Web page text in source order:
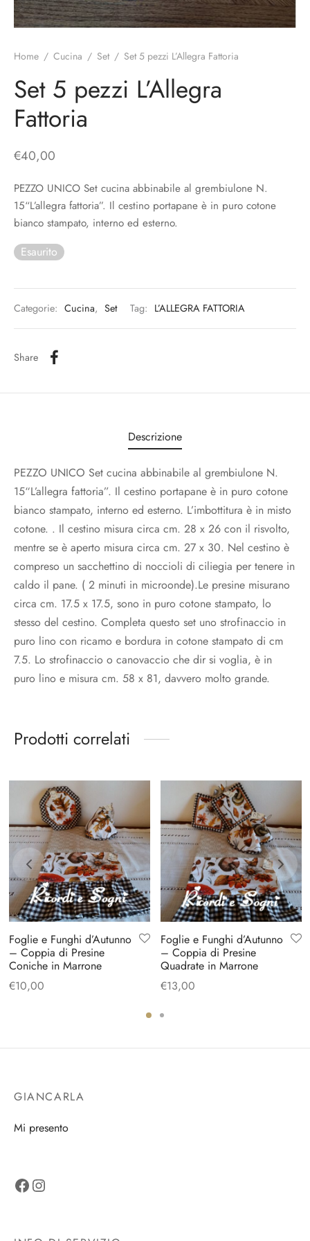
Home / Cucina / Set / Set 5 pezzi L’Allegra Fattoria
Set 5 pezzi L’Allegra
Fattoria
€40,00
PEZZO UNICO Set cucina abbinabile al grembiulone N.
15“L’allegra fattoria”. Il cestino portapane è in puro cotone
bianco stampato, interno ed esterno.
Esaurito
Categorie: Cucina, Set Tag: L’ALLEGRA FATTORIA
Share
Descrizione
PEZZO UNICO Set cucina abbinabile al grembiulone N.
15“L’allegra fattoria”. Il cestino portapane è in puro cotone
bianco stampato, interno ed esterno. L’imbottitura è in misto
cotone. . Il cestino misura circa cm. 28 x 26 con il risvolto,
mentre se è aperto misura circa cm. 27 x 30. Nel cestino è
compreso un sacchettino di noccioli di ciliegia per tenere in
caldo il pane. ( 2 minuti in microonde).Le presine misurano
circa cm. 17.5 x 17.5, sono in puro cotone stampato, lo
stesso del cestino. Completa questo set uno strofinaccio in
puro lino con ricamo e bordura in cotone stampato di cm
7.5. Lo strofinaccio o canovaccio che dir si voglia, è in
puro lino e misura cm. 58 x 81, davvero molto grande.
Prodotti correlati
Foglie e Funghi d’Autunno
– Coppia di Presine
Coniche in Marrone
€10,00
Foglie e Funghi d’Autunno
– Coppia di Presine
Quadrate in Marrone
€13,00
GIANCARLA
Mi presento
Facebook
Speciali
Decorativi
Copricandela
Bimbe